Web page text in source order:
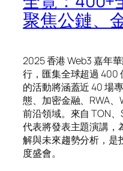
聚焦公鏈、
2025 香港 Web3 嘉年
行，匯集全球超過 400
的活動將涵蓋近 40 場
態、加密金融、RWA
前沿領域。來自 TON
代表將發表主題演講，
解與未來趨勢分析，是
度盛會。